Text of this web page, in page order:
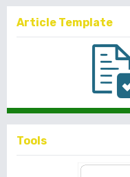
Article Template
Tools